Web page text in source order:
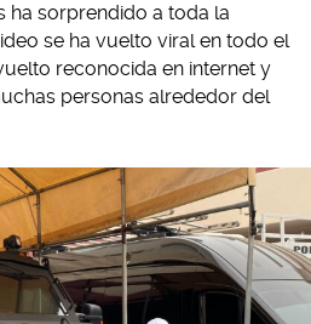
ha sorprendido a toda la
se ha vuelto viral en todo el
reconocida en internet y
personas alrededor del